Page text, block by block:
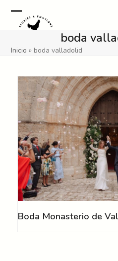
contentOpen
menu
Close
menu
boda
Inicio » boda valladolid
Boda Monasterio de